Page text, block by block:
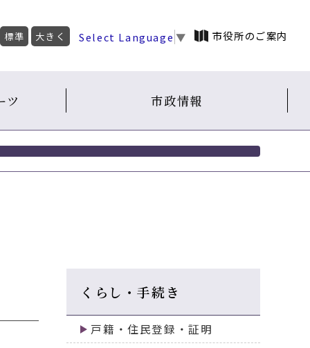
標準 大きく Select Language ▼ 市役所のご案内
ツ 市政情報
くらし・手続き
戸籍・住民登録・証明